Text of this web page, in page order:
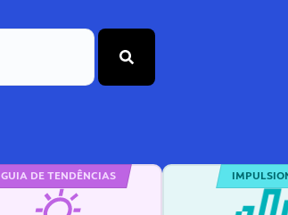
GUIA DE TENDÊNCIAS